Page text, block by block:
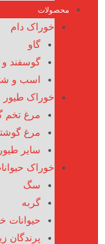
محصولات
خوراک دام
گاو
گوسفند و
اسب و
خوراک طیور
مرغ تخم
مرغ
سایر طیور
خوراک
سگ
گربه
حیوانات
پرندگان